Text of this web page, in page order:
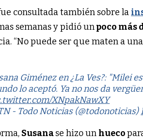
consultada también sobre la
semanas y pidió unpoco más
“No puede ser que maten a
Giménez en ¿La Ves?: "Milei
lo aceptó. Ya no nos da
XNpakNawXY
- Todo Noticias (@todonoticias)
Susanase hizo un hueco